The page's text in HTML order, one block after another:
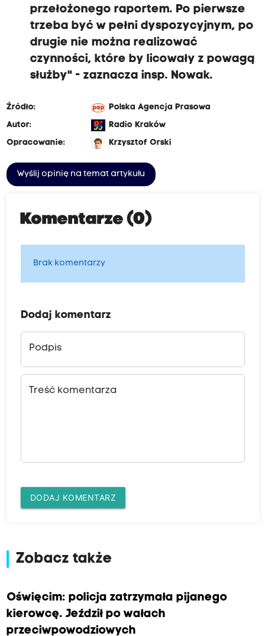
przełożonego raportem. Po pierwsze
trzeba być w pełni dyspozycyjnym, po
drugie nie można realizować
czynności, które by licowały z powagą
służby" - zaznacza insp. Nowak.
Źródło:
Polska Agencja Prasowa
Autor:
Radio Kraków
Opracowanie:
Krzysztof Orski
Wyślij opinię na temat artykułu
Komentarze (0)
Brak komentarzy
Dodaj komentarz
Podpis
Treść komentarza
DODAJ KOMENTARZ
Zobacz także
Oświęcim: policja zatrzymała pijanego
kierowcę. Jeździł po wałach
przeciwpowodziowych